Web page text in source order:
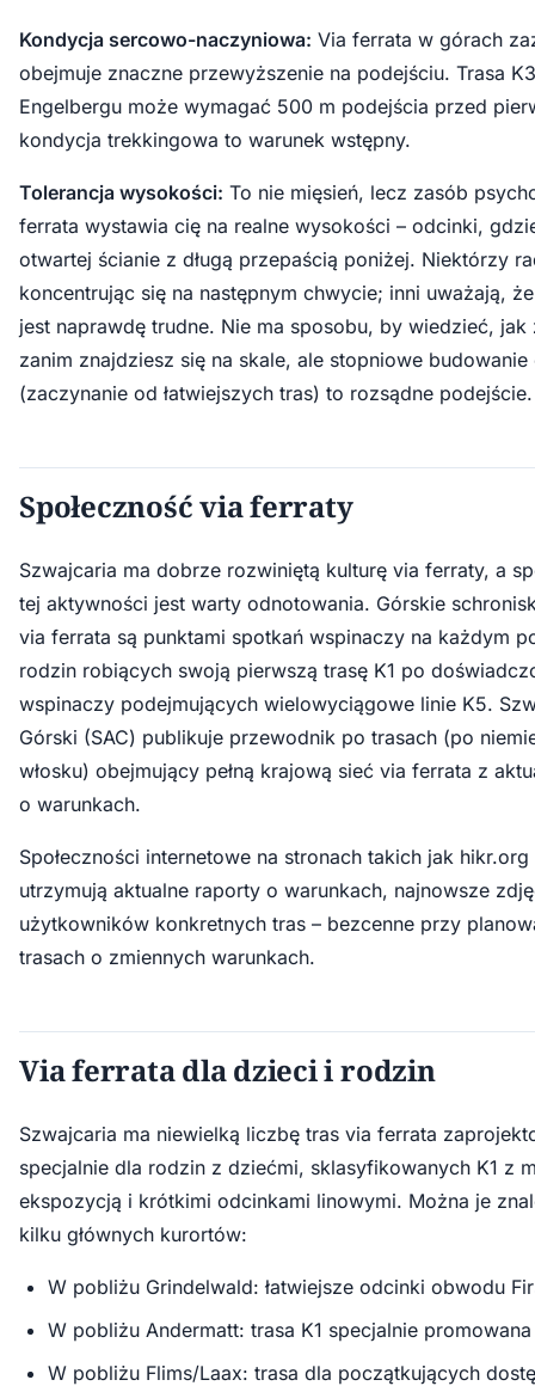
Kondycja sercowo-naczyniowa: Via ferrata w górach
obejmuje znaczne przewyższenie na podejściu. Trasa
Engelbergu może wymagać 500 m podejścia przed
kondycja trekkingowa to warunek wstępny.
Tolerancja wysokości: To nie mięsień, lecz zasób
ferrata wystawia cię na realne wysokości – odcinki,
otwartej ścianie z długą przepaścią poniżej. Niektórzy
koncentrując się na następnym chwycie; inni uważają,
jest naprawdę trudne. Nie ma sposobu, by wiedzieć, jak
zanim znajdziesz się na skale, ale stopniowe
(zaczynanie od łatwiejszych tras) to rozsądne podejście.
Społeczność via ferraty
Szwajcaria ma dobrze rozwiniętą kulturę via ferraty, a
tej aktywności jest warty odnotowania. Górskie
via ferrata są punktami spotkań wspinaczy na każdym
rodzin robiących swoją pierwszą trasę K1 po
wspinaczy podejmujących wielowyciągowe linie K5.
Górski (SAC) publikuje przewodnik po trasach (po
włosku) obejmujący pełną krajową sieć via ferrata z
o warunkach.
Społeczności internetowe na stronach takich jak
utrzymują aktualne raporty o warunkach, najnowsze
użytkowników konkretnych tras – bezcenne przy
trasach o zmiennych warunkach.
Via ferrata dla dzieci i rodzin
Szwajcaria ma niewielką liczbę tras via ferrata
specjalnie dla rodzin z dziećmi, sklasyfikowanych K1 z
ekspozycją i krótkimi odcinkami linowymi. Można je
kilku głównych kurortów:
W pobliżu Grindelwald: łatwiejsze odcinki obwodu
W pobliżu Andermatt: trasa K1 specjalnie
W pobliżu Flims/Laax: trasa dla początkujących